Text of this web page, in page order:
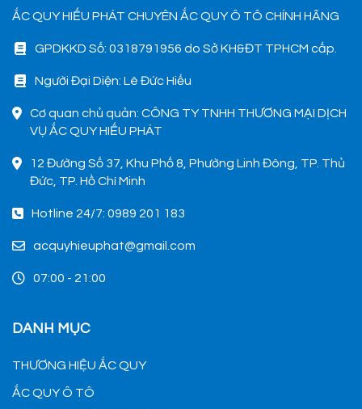
ẮC QUY HIẾU PHÁT CHUYÊN ẮC QUY Ô TÔ CHÍNH HÃNG
GPDKKD Số: 0318791956 do Sở KH&ĐT TPHCM cấp.
Người Đại Diện: Lê Đức Hiếu
Cơ quan chủ quản: CÔNG TY TNHH THƯƠNG MẠI DỊCH
VỤ ẮC QUY HIẾU PHÁT
12 Đường Số 37, Khu Phố 8, Phường Linh Đông, TP. Thủ
Đức, TP. Hồ Chí Minh
Hotline 24/7: 0989 201 183
acquyhieuphat@gmail.com
07:00 - 21:00
DANH MỤC
THƯƠNG HIỆU ẮC QUY
ẮC QUY Ô TÔ